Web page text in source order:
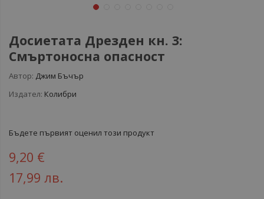
Досиетата Дрезден кн. 3:
Смъртоносна опасност
Автор: Джим Бъчър
Издател: Колибри
Бъдете първият оценил този продукт
9,20 €
17,99 лв.